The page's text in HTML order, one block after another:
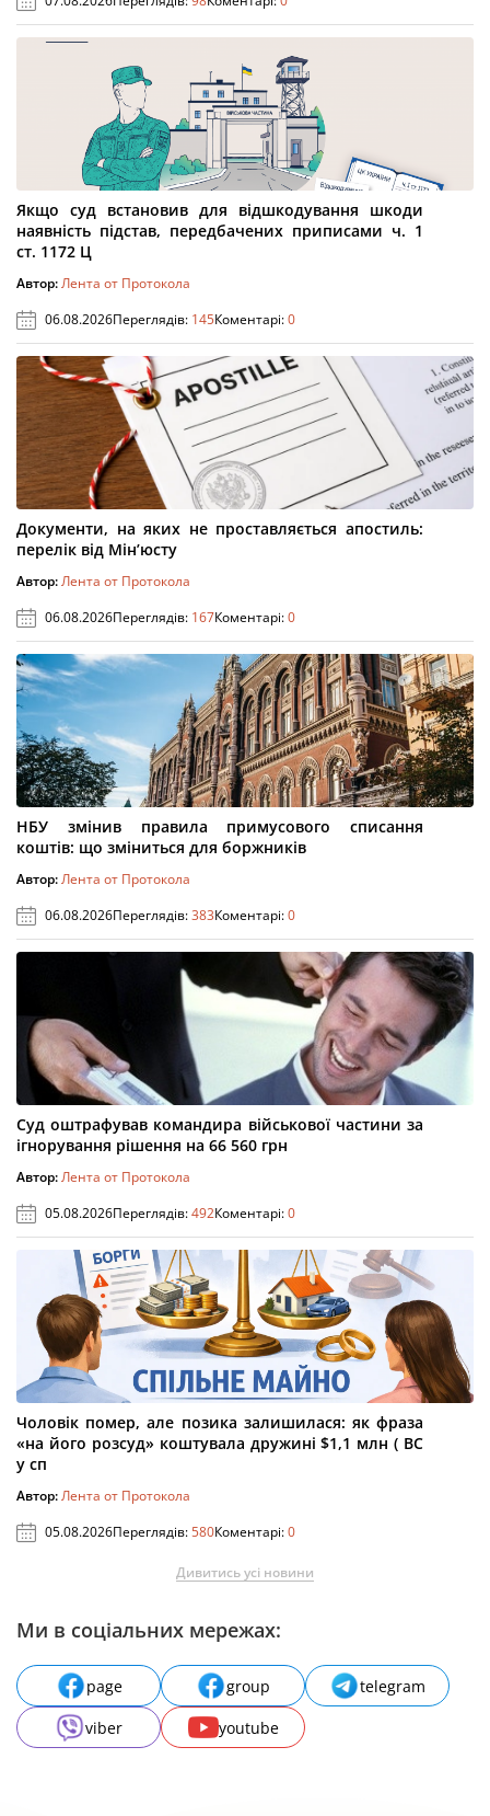
Якщо суд встановив для відшкодування шкоди
наявність підстав, передбачених приписами ч. 1
ст. 1172 Ц
Автор:Лента от Протокола
06.08.2026Переглядів: 145Коментарі:0
Документи, на яких не проставляється апостиль:
перелік від Мін’юсту
Автор:Лента от Протокола
06.08.2026Переглядів: 167Коментарі:0
НБУ змінив правила примусового списання
коштів: що зміниться для боржників
Автор:Лента от Протокола
06.08.2026Переглядів:383Коментарі:0
Суд оштрафував командира військової частини за
ігнорування рішення на 66 560 грн
Автор:Лента от Протокола
05.08.2026Переглядів:492Коментарі:0
Чоловік помер, але позика залишилася: як фраза
«на його розсуд» коштувала дружині $1,1 млн ( ВС
у сп
Автор:Лента от Протокола
05.08.2026Переглядів:580Коментарі:0
Дивитись усі новини
Ми в соціальних мережах:
page group
telegram
viber
youtube